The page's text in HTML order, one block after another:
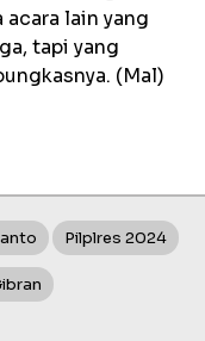
lain yang
tapi yang
(Mal)
Pilplres 2024